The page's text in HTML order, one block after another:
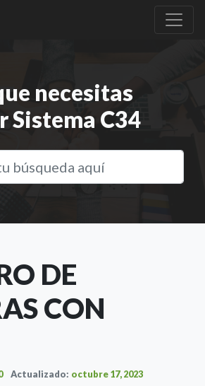
necesitas
Sistema C34
DE
CON
Actualizado: octubre 17, 2023